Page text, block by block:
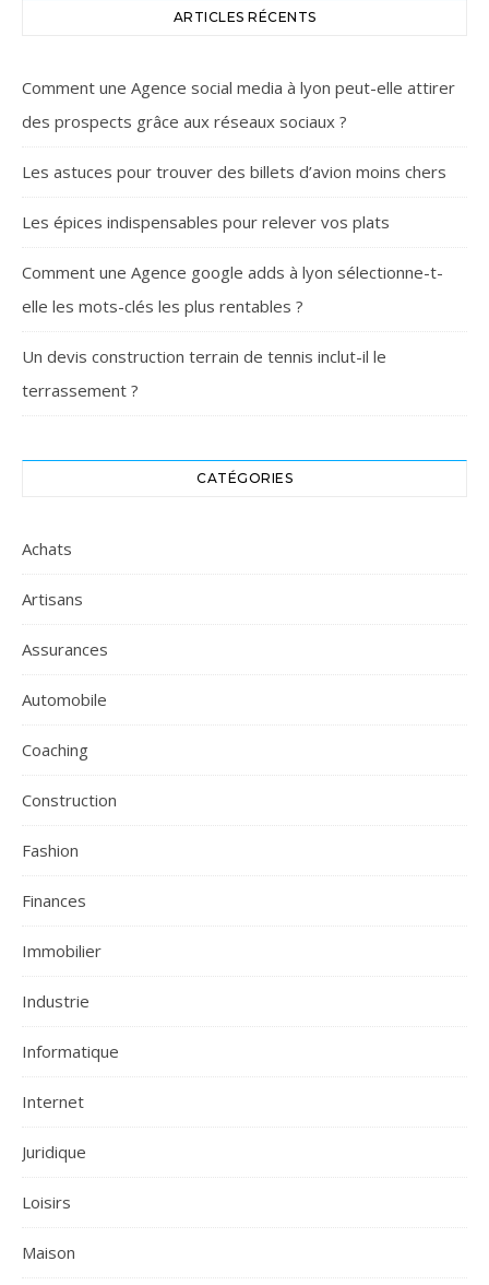
ARTICLES RÉCENTS
Comment une Agence social media à lyon peut-elle attirer
des prospects grâce aux réseaux sociaux ?
Les astuces pour trouver des billets d’avion moins chers
Les épices indispensables pour relever vos plats
Comment une Agence google adds à lyon sélectionne-t-
elle les mots-clés les plus rentables ?
Un devis construction terrain de tennis inclut-il le
terrassement ?
CATÉGORIES
Achats
Artisans
Assurances
Automobile
Coaching
Construction
Fashion
Finances
Immobilier
Industrie
Informatique
Internet
Juridique
Loisirs
Maison